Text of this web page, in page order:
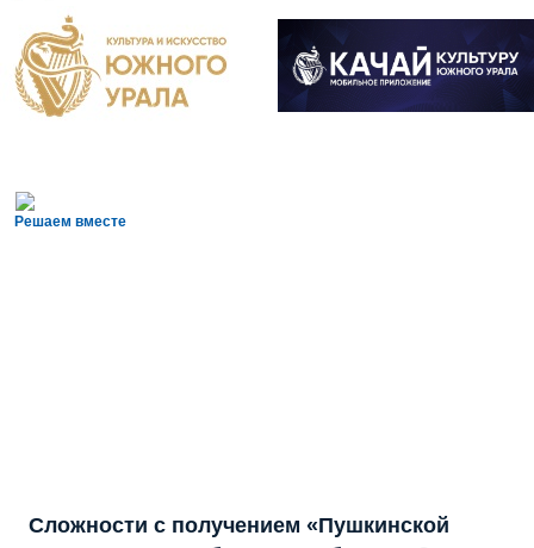
Решаем вместе
Сложности с получением «Пушкинской